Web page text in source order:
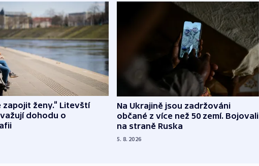
zapojit ženy.“ Litevští
dohodu o
Na Ukrajině jsou zadržováni
občané z více než 50 zemí. Bojovali
na straně Ruska
5. 8. 2026